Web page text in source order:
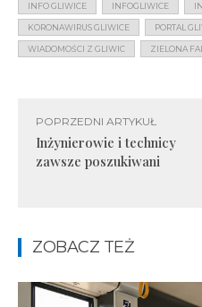
INFO GLIWICE INFOGLIWICE
KORONAWIRUS GLIWICE PORTAL
WIADOMOŚCI Z GLIWIC ZIELONA
POPRZEDNI ARTYKUŁ
Inżynierowie i technicy
zawsze poszukiwani
ZOBACZ TEŻ